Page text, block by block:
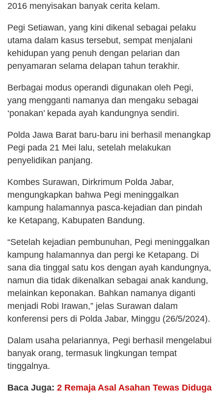
2016 menyisakan banyak cerita kelam.
Pegi Setiawan, yang kini dikenal sebagai pelaku
utama dalam kasus tersebut, sempat menjalani
kehidupan yang penuh dengan pelarian dan
penyamaran selama delapan tahun terakhir.
Berbagai modus operandi digunakan oleh Pegi,
yang mengganti namanya dan mengaku sebagai
‘ponakan’ kepada ayah kandungnya sendiri.
Polda Jawa Barat baru-baru ini berhasil menangkap
Pegi pada 21 Mei lalu, setelah melakukan
penyelidikan panjang.
Kombes Surawan, Dirkrimum Polda Jabar,
mengungkapkan bahwa Pegi meninggalkan
kampung halamannya pasca-kejadian dan pindah
ke Ketapang, Kabupaten Bandung.
“Setelah kejadian pembunuhan, Pegi meninggalkan
kampung halamannya dan pergi ke Ketapang. Di
sana dia tinggal satu kos dengan ayah kandungnya,
namun dia tidak dikenalkan sebagai anak kandung,
melainkan keponakan. Bahkan namanya diganti
menjadi Robi Irawan,” jelas Surawan dalam
konferensi pers di Polda Jabar, Minggu (26/5/2024).
Dalam usaha pelariannya, Pegi berhasil mengelabui
banyak orang, termasuk lingkungan tempat
tinggalnya.
Baca Juga: 2 Remaja Asal Asahan Tewas Diduga